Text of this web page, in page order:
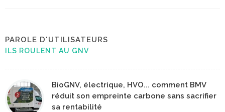
PAROLE D'UTILISATEURS
ILS ROULENT AU GNV
BioGNV, électrique, HVO... comment BMV
réduit son empreinte carbone sans sacrifier
sa rentabilité